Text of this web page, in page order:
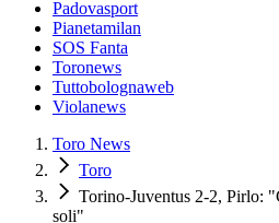
Padovasport
Pianetamilan
SOS Fanta
Toronews
Tuttobolognaweb
Violanews
Toro News
Toro
Torino-Juventus 2-2, Pirlo:
soli"